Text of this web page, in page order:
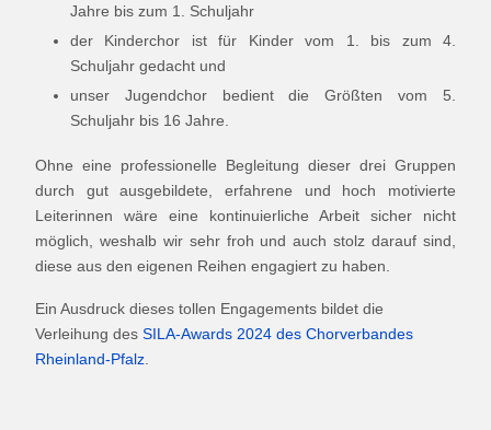
Jahre bis zum 1. Schuljahr
der Kinderchor ist für Kinder vom 1. bis zum 4.
Schuljahr gedacht und
unser Jugendchor bedient die Größten vom 5.
Schuljahr bis 16 Jahre.
Ohne eine professionelle Begleitung dieser drei Gruppen
durch gut ausgebildete, erfahrene und hoch motivierte
Leiterinnen wäre eine kontinuierliche Arbeit sicher nicht
möglich, weshalb wir sehr froh und auch stolz darauf sind,
diese aus den eigenen Reihen engagiert zu haben.
Ein Ausdruck dieses tollen Engagements bildet die
Verleihung des SILA-Awards 2024 des Chorverbandes
Rheinland-Pfalz